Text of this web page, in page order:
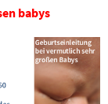
babys